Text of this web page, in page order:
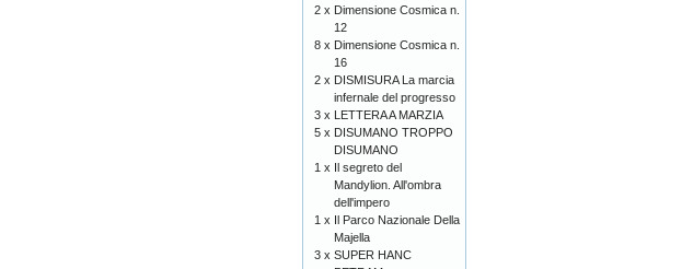
2 x Dimensione Cosmica n.
12
8 x Dimensione Cosmica n.
16
2 x DISMISURA La marcia
infernale del progresso
3 x LETTERA A MARZIA
5 x DISUMANO TROPPO
DISUMANO
1 x Il segreto del
Mandylion. All'ombra
dell'impero
1 x Il Parco Nazionale Della
Majella
3 x SUPER HANC